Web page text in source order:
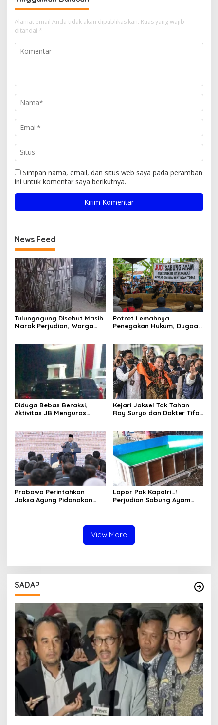
Alamat email Anda tidak akan dipublikasikan. Ruas yang wajib
ditandai *
Simpan nama, email, dan situs web saya pada peramban
ini untuk komentar saya berikutnya.
News Feed
Tulungagung Disebut Masih
Marak Perjudian, Warga
Potret Lemahnya
Penegakan Hukum, Dugaan
Diduga Bebas Beraksi,
Aktivitas JB Menguras
Warga
Kejari Jaksel Tak Tahan
Roy Suryo dan Dokter Tifa,
Hukum
Prabowo Perintahkan
Jaksa Agung Pidanakan
Lapor Pak Kapolri…!
Perjudian Sabung Ayam
Aparat dan Media
View More
SADAP